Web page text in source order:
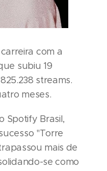
com a
subiu 19
streams.
meses.
Spotify Brasil,
"Torre
mais de
se como